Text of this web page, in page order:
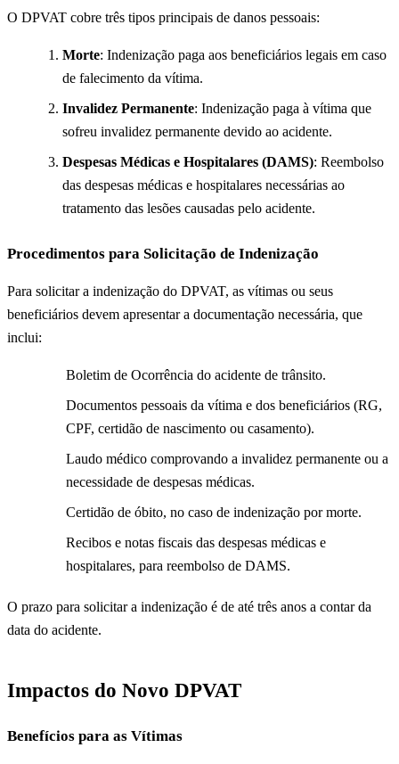
O DPVAT cobre três tipos principais de danos pessoais:
Morte: Indenização paga aos beneficiários legais em caso
de falecimento da vítima.
Invalidez Permanente: Indenização paga à vítima que
sofreu invalidez permanente devido ao acidente.
Despesas Médicas e Hospitalares (DAMS): Reembolso
das despesas médicas e hospitalares necessárias ao
tratamento das lesões causadas pelo acidente.
Procedimentos para Solicitação de Indenização
Para solicitar a indenização do DPVAT, as vítimas ou seus
beneficiários devem apresentar a documentação necessária, que
inclui:
Boletim de Ocorrência do acidente de trânsito.
Documentos pessoais da vítima e dos beneficiários (RG,
CPF, certidão de nascimento ou casamento).
Laudo médico comprovando a invalidez permanente ou a
necessidade de despesas médicas.
Certidão de óbito, no caso de indenização por morte.
Recibos e notas fiscais das despesas médicas e
hospitalares, para reembolso de DAMS.
O prazo para solicitar a indenização é de até três anos a contar da
data do acidente.
Impactos do Novo DPVAT
Benefícios para as Vítimas